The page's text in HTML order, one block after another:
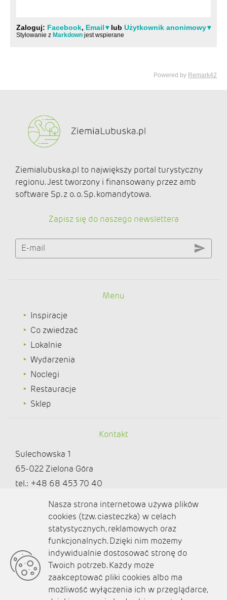
Ziemialubuska.pl to największy portal turystyczny
regionu. Jest tworzony i finansowany przez amb
software Sp. z o. o. Sp. komandytowa.
Zapisz się do naszego newslettera
E-mail
Menu
Inspiracje
Co zwiedzać
Lokalnie
Wydarzenia
Noclegi
Restauracje
Sklep
Kontakt
Sulechowska 1
65-022 Zielona Góra
tel.: +48 68 453 70 40
redakcja@ziemialubuska.pl |
marketing@ziemialubuska.pl
Media społecznościowe
Nasza strona internetowa używa plików
cookies (tzw. ciasteczka) w celach
statystycznych, reklamowych oraz
funkcjonalnych. Dzięki nim możemy
indywidualnie dostosować stronę do
Twoich potrzeb. Każdy może
zaakceptować pliki cookies albo ma
możliwość wyłączenia ich w przeglądarce,